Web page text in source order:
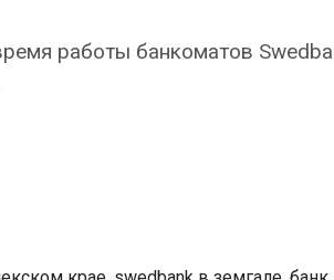
работы банкоматов